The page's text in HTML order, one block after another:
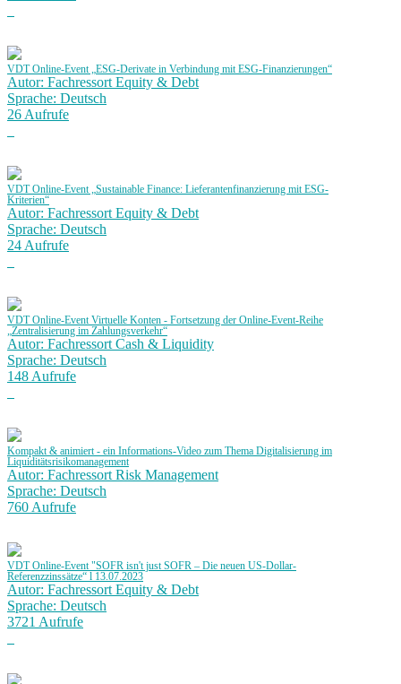
VDT Online-Event „ESG-Derivate in Verbindung mit ESG-Finanzierungen“
Autor: Fachressort Equity & Debt
Sprache: Deutsch
26 Aufrufe
VDT Online-Event „Sustainable Finance: Lieferantenfinanzierung mit ESG-
Kriterien“
Autor: Fachressort Equity & Debt
Sprache: Deutsch
24 Aufrufe
VDT Online-Event Virtuelle Konten - Fortsetzung der Online-Event-Reihe
„Zentralisierung im Zahlungsverkehr“
Autor: Fachressort Cash & Liquidity
Sprache: Deutsch
148 Aufrufe
Kompakt & animiert - ein Informations-Video zum Thema Digitalisierung im
Liquiditätsrisikomanagement
Autor: Fachressort Risk Management
Sprache: Deutsch
760 Aufrufe
VDT Online-Event "SOFR isn't just SOFR – Die neuen US-Dollar-
Referenzzinssätze“ l 13.07.2023
Autor: Fachressort Equity & Debt
Sprache: Deutsch
3721 Aufrufe